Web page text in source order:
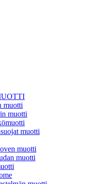
muotti
muotti
muotti
muotti
muotti